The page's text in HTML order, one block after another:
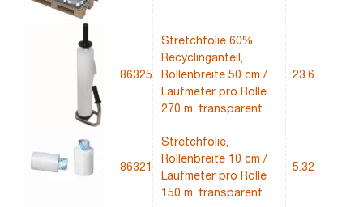
86325
Stretchfolie 60%
Recyclinganteil,
Rollenbreite 50 cm /
Laufmeter pro Rolle
270 m, transparent
23.6
86321
Stretchfolie,
Rollenbreite 10 cm /
Laufmeter pro Rolle
150 m, transparent
5.32